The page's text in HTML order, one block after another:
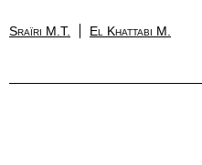
Sraïri M.T. El Khattabi M.